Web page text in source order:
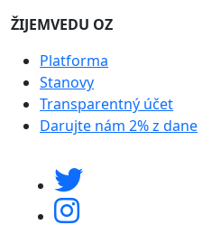
ŽIJEMVEDU OZ
Platforma
Stanovy
Transparentný účet
Darujte nám 2% z dane